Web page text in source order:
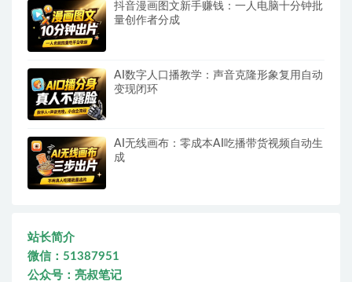
抖音漫画图文新手赚钱：一人电脑十分钟批
量创作者分成
AI数字人口播教学：声音克隆形象复用自动
变现闭环
AI无线画布：零成本AI吃播带货视频自动生
成
站长简介
微信：51387951
公众号：亮叔笔记